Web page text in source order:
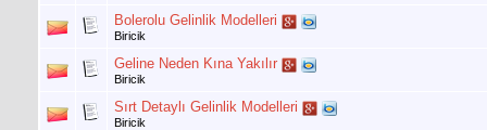
Bolerolu Gelinlik Modelleri
Biricik
Geline Neden Kına Yakılır
Biricik
Sırt Detaylı Gelinlik Modelleri
Biricik